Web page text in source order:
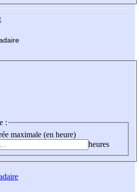
:
maximale (en heure)
heures